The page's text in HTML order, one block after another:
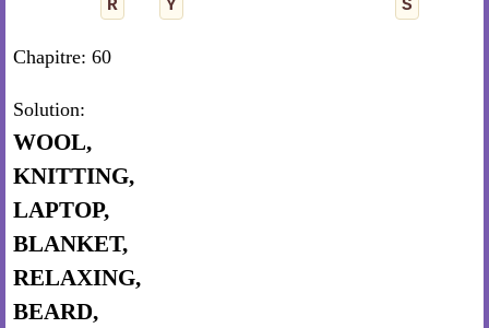
R
Y S
Chapitre: 60
Solution:
WOOL,
KNITTING,
LAPTOP,
BLANKET,
RELAXING,
BEARD,